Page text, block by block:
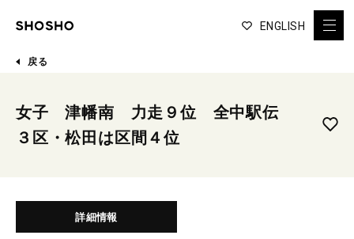
ENGLISH
戻る
女子 津幡南 力走９位 全中駅伝
３区・松田は区間４位
詳細情報